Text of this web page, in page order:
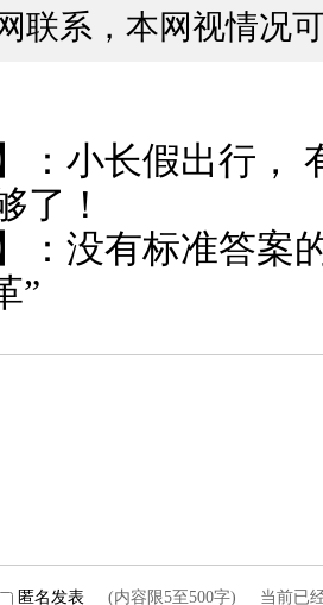
联系，本网视情况
： 小长假出行，
了！
： 没有标准答案
”
匿名发表 (内容限5至500字) 当前已